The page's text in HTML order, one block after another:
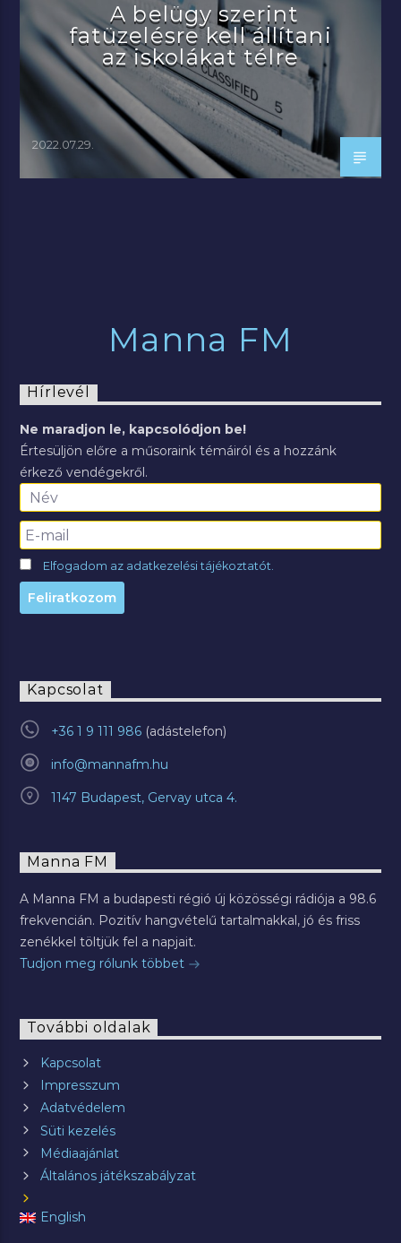
A belügy szerint
fatüzelésre kell állítani
az iskolákat télre
2022.07.29.
Manna FM
Hírlevél
Ne maradjon le, kapcsolódjon be!
Értesüljön előre a műsoraink témáiról és a hozzánk
érkező vendégekről.
Elfogadom az adatkezelési tájékoztatót.
Kapcsolat
+36 1 9 111 986
info@mannafm.hu
1147 Budapest, Gervay utca 4.
Manna FM
A Manna FM a budapesti régió új közösségi rádiója a 98.6
frekvencián. Pozitív hangvételű tartalmakkal, jó és friss
zenékkel töltjük fel a napjait.
Tudjon meg rólunk többet
További oldalak
Kapcsolat
Impresszum
Adatvédelem
Süti kezelés
Médiaajánlat
Általános játékszabályzat
English